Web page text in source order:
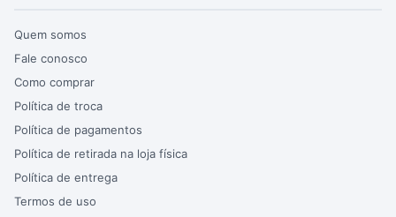
Quem somos
Fale conosco
Como comprar
Política de troca
Política de pagamentos
Política de retirada na loja física
Política de entrega
Termos de uso